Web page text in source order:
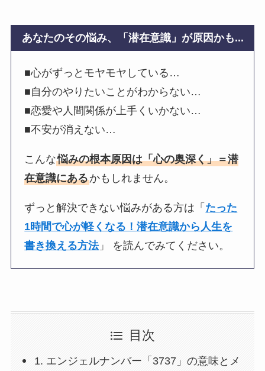
あなたのその悩み、「潜在意識」が原因かも...
■心がずっとモヤモヤしている…
■自分のやりたいことがわからない…
■恋愛や人間関係が上手くいかない…
■不安が消えない…
こんな悩みの根本原因は「心の奥深く」＝潜
在意識にあるかもしれません。
ずっと解決できない悩みがある方は「 たった
1時間で心が軽くなる！潜在意識から人生を
書き換える方法」 を読んでみてください。
目次
1. エンジェルナンバー「3737」の意味とメ